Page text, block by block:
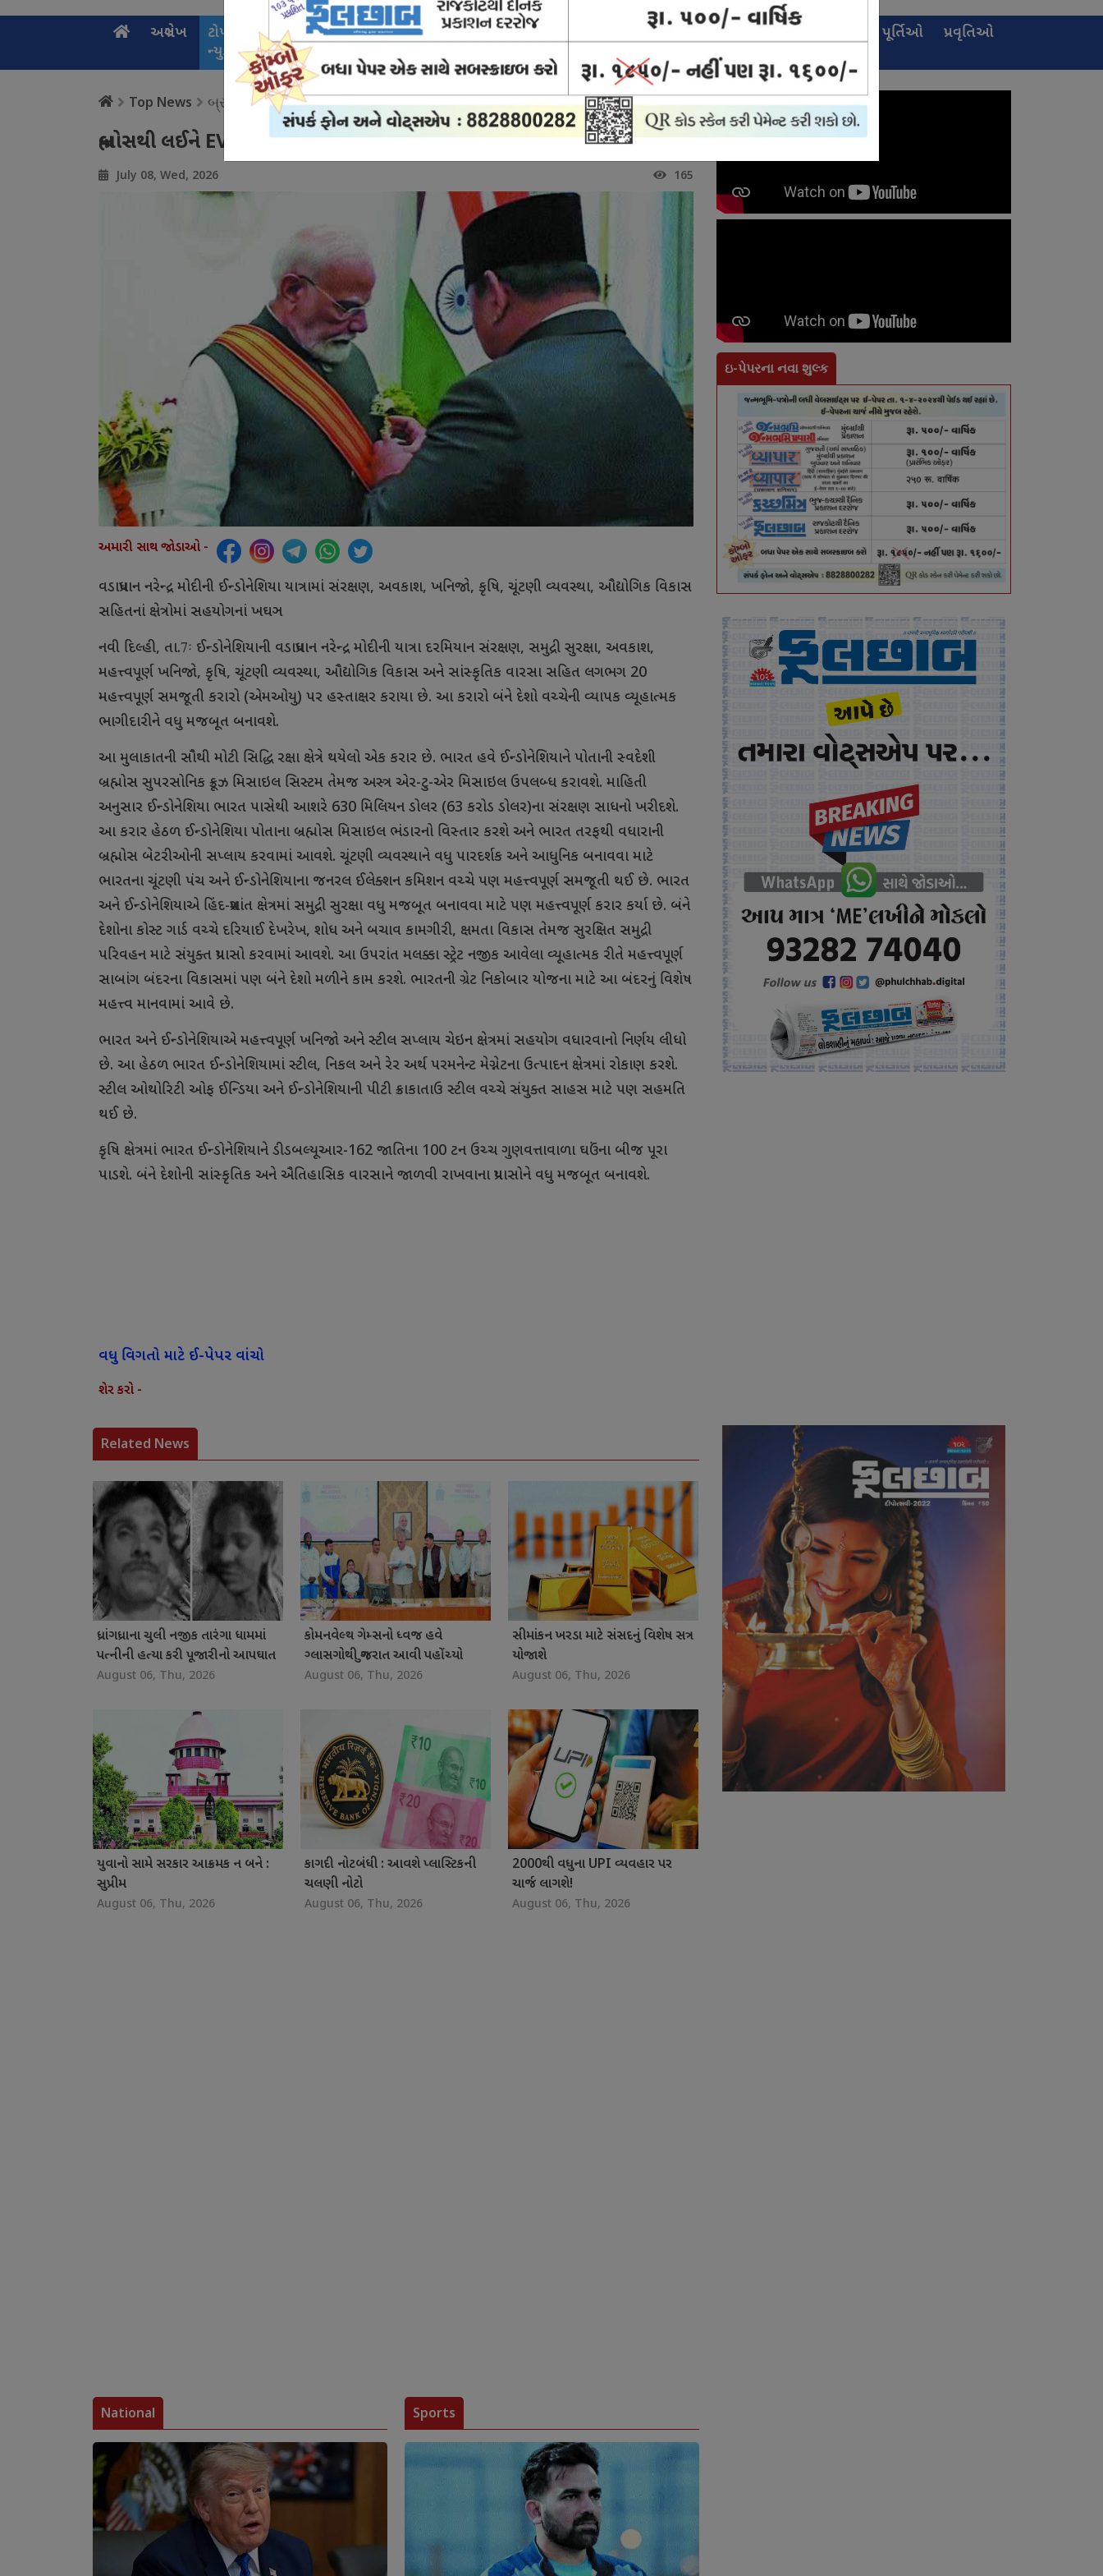
અગ્રલેખ
ટોપ
ન્યુઝ
નેશનલ
ન્યુઝ
સ્પોર્ટ
ક્રાઈમ
બ્રેકિંગ
રાજકોટ
પૂર્તિઓ પ્રવૃતિઓ
Top News બ્રહ્મોસથી લઈને EVM સુધી, ઈન્ડોનેશિયા સાથે 20 કરાર
બ્રહ્મોસથી લઈને EVM સુધી, ઈન્ડોનેશિયા સાથે 20 કરાર
July 08, Wed, 2026 165
અમારી સાથ જોડાઓ -
વડાપ્રધાન નરેન્દ્ર મોદીની ઈન્ડોનેશિયા યાત્રામાં સંરક્ષણ, અવકાશ, ખનિજો, કૃષિ, ચૂંટણી વ્યવસ્થા, ઔદ્યોગિક વિકાસ
સહિતનાં ક્ષેત્રોમાં સહયોગનાં ખઘઞ
નવી દિલ્હી, તા.7 ઈન્ડોનેશિયાની વડાપ્રધાન નરેન્દ્ર મોદીની યાત્રા દરમિયાન સંરક્ષણ, સમુદ્રી સુરક્ષા, અવકાશ,
મહત્ત્વપૂર્ણ ખનિજો, કૃષિ, ચૂંટણી વ્યવસ્થા, ઔદ્યોગિક વિકાસ અને સાંસ્કૃતિક વારસા સહિત લગભગ20
મહત્ત્વપૂર્ણ સમજૂતી કરારો(એમઓયુ) પર હસ્તાક્ષર કરાયા છે. આ કરારો બંને દેશો વચ્ચેની વ્યાપક વ્યૂહાત્મક
ભાગીદારીને વધુ મજબૂત બનાવશે.
આ મુલાકાતની સૌથી મોટી સિદ્ધિ રક્ષા ક્ષેત્રે થયેલો એક કરાર છે. ભારત હવે ઈન્ડોનેશિયાને પોતાની સ્વદેશી
બ્રહ્મોસ સુપરસોનિક ક્રૂઝ મિસાઇલ સિસ્ટમ તેમજ અસ્ત્ર એર-ટુ-એર મિસાઇલ ઉપલબ્ધ કરાવશે. માહિતી
અનુસાર ઈન્ડોનેશિયા ભારત પાસેથી આશરે630 મિલિયન ડોલર(63 કરોડ ડોલર)ના સંરક્ષણ સાધનો ખરીદશે.
આ કરાર હેઠળ ઈન્ડોનેશિયા પોતાના બ્રહ્મોસ મિસાઇલ ભંડારનો વિસ્તાર કરશે અને ભારત તરફથી વધારાની
બ્રહ્મોસ બેટરીઓની સપ્લાય કરવામાં આવશે. ચૂંટણી વ્યવસ્થાને વધુ પારદર્શક અને આધુનિક બનાવવા માટે
ભારતના ચૂંટણી પંચ અને ઈન્ડોનેશિયાના જનરલ ઈલેક્શન કમિશન વચ્ચે પણ મહત્ત્વપૂર્ણ સમજૂતી થઈ છે. ભારત
અને ઈન્ડોનેશિયાએ હિંદ-પ્રશાંત ક્ષેત્રમાં સમુદ્રી સુરક્ષા વધુ મજબૂત બનાવવા માટે પણ મહત્ત્વપૂર્ણ કરાર કર્યા છે. બંને
દેશોના કોસ્ટ ગાર્ડ વચ્ચે દરિયાઈ દેખરેખ, શોધ અને બચાવ કામગીરી, ક્ષમતા વિકાસ તેમજ સુરક્ષિત સમુદ્રી
પરિવહન માટે સંયુક્ત પ્રયાસો કરવામાં આવશે. આ ઉપરાંત મલક્કા સ્ટ્રેટ નજીક આવેલા વ્યૂહાત્મક રીતે મહત્ત્વપૂર્ણ
સાબાંગ બંદરના વિકાસમાં પણ બંને દેશો મળીને કામ કરશે. ભારતની ગ્રેટ નિકોબાર યોજના માટે આ બંદરનું વિશેષ
મહત્ત્વ માનવામાં આવે છે.
ભારત અને ઈન્ડોનેશિયાએ મહત્ત્વપૂર્ણ ખનિજો અને સ્ટીલ સપ્લાય ચેઇન ક્ષેત્રમાં સહયોગ વધારવાનો નિર્ણય લીધો
છે. આ હેઠળ ભારત ઈન્ડોનેશિયામાં સ્ટીલ, નિકલ અને રેર અર્થ પરમનેન્ટ મેગ્નેટના ઉત્પાદન ક્ષેત્રમાં રોકાણ કરશે.
સ્ટીલ ઓથોરિટી ઓફ ઈન્ડિયા અને ઈન્ડોનેશિયાની પીટી ક્રાકાતાઉ સ્ટીલ વચ્ચે સંયુક્ત સાહસ માટે પણ સહમતિ
થઈ છે.
કૃષિ ક્ષેત્રમાં ભારત ઈન્ડોનેશિયાને ડીડબલ્યૂઆર-162 જાતિના100 ટન ઉચ્ચ ગુણવત્તાવાળા ઘઉંના બીજ પૂરા
પાડશે. બંને દેશોની સાંસ્કૃતિક અને ઐતિહાસિક વારસાને જાળવી રાખવાના પ્રયાસોને વધુ મજબૂત બનાવશે.
વધુ વિગતો માટે ઈ-પેપર વાંચો
શેર કરો -
ઇ-પેપરના નવા શુલ્ક
Related News
ધ્રાંગધ્રાના ચુલી નજીક તારંગા ધામમાં
પત્નીની હત્યા કરી પૂજારીનો આપઘાત
August 06, Thu, 2026
કોમનવેલ્થ ગેમ્સનો ધ્વજ હવે
ગ્લાસગોથી ગુજરાત આવી પહોંચ્યો
August 06, Thu, 2026
સીમાંકન ખરડા માટે સંસદનું વિશેષ સત્ર
યોજાશે
August 06, Thu, 2026
યુવાનો સામે સરકાર આક્રમક ન બને :
સુપ્રીમ
August 06, Thu, 2026
કાગદી નોટબંધી : આવશે પ્લાસ્ટિકની
ચલણી નોટો
August 06, Thu, 2026
2000થી વધુના UPI વ્યવહાર પર
ચાર્જ લાગશે!
August 06, Thu, 2026
National Sports